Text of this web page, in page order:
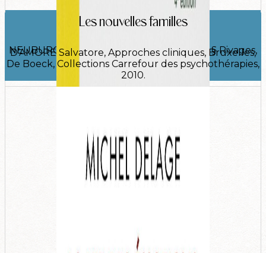
Le couple​
NEUBURGER Robert, Paris, Editions Payot § Rivages,
2014.
Les nouvelles familles​
D’AMORE Salvatore, Approches cliniques, Bruxelles,
De Boeck, Collections Carrefour des psychothérapies,
2010.